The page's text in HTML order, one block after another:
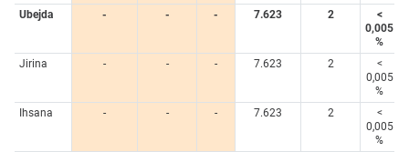
Ubejda
- - - 7.623 2
<
0,005
%
Jirina
- - - 7.623 2
<
0,005
%
Ihsana
- - - 7.623 2
<
0,005
%